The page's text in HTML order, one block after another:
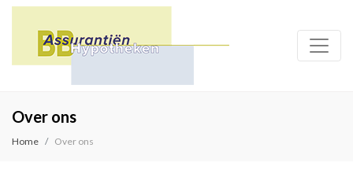
Over ons
Home Over ons